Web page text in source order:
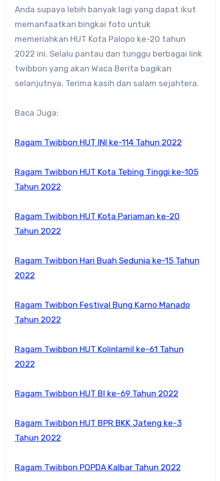
Anda supaya lebih banyak lagi yang dapat ikut
memanfaatkan bingkai foto untuk
memeriahkan HUT Kota Palopo ke-20 tahun
2022 ini. Selalu pantau dan tunggu berbagai link
twibbon yang akan Waca Berita bagikan
selanjutnya. Terima kasih dan salam sejahtera.
Baca Juga:
Ragam Twibbon HUT INI ke-114 Tahun 2022
Ragam Twibbon HUT Kota Tebing Tinggi ke-105
Tahun 2022
Ragam Twibbon HUT Kota Pariaman ke-20
Tahun 2022
Ragam Twibbon Hari Buah Sedunia ke-15 Tahun
2022
Ragam Twibbon Festival Bung Karno Manado
Tahun 2022
Ragam Twibbon HUT Kolinlamil ke-61 Tahun
2022
Ragam Twibbon HUT BI ke-69 Tahun 2022
Ragam Twibbon HUT BPR BKK Jateng ke-3
Tahun 2022
Ragam Twibbon POPDA Kalbar Tahun 2022